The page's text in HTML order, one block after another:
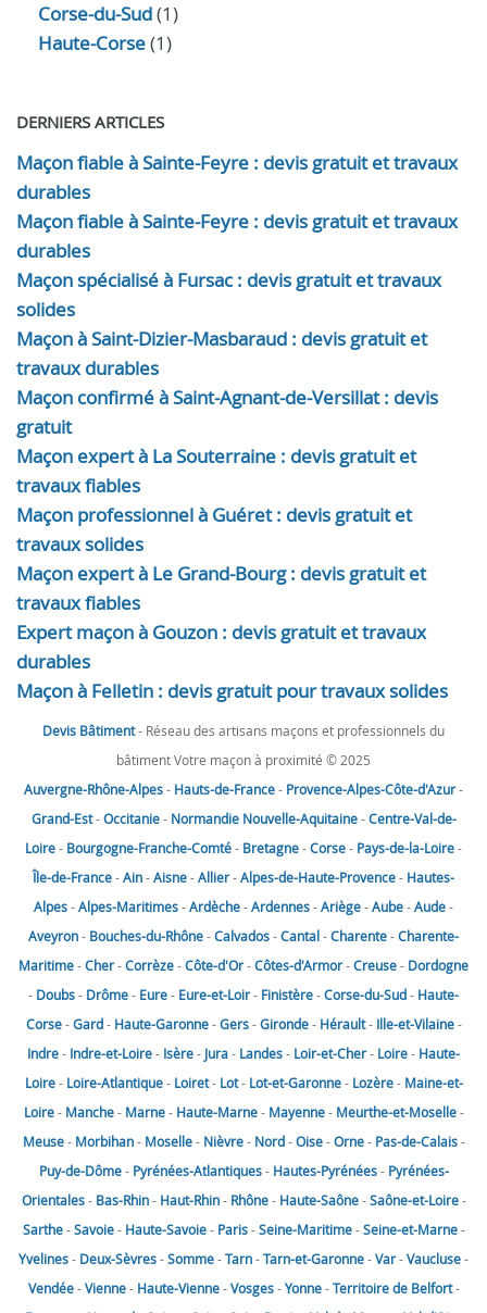
Corse-du-Sud(1)
Haute-Corse(1)
DERNIERS ARTICLES
Maçon fiable à Sainte-Feyre : devis gratuit et travaux
durables
Maçon fiable à Sainte-Feyre : devis gratuit et travaux
durables
Maçon spécialisé à Fursac : devis gratuit et travaux
solides
Maçon à Saint-Dizier-Masbaraud : devis gratuit et
travaux durables
Maçon confirmé à Saint-Agnant-de-Versillat : devis
gratuit
Maçon expert à La Souterraine : devis gratuit et
travaux fiables
Maçon professionnel à Guéret : devis gratuit et
travaux solides
Maçon expert à Le Grand-Bourg : devis gratuit et
travaux fiables
Expert maçon à Gouzon : devis gratuit et travaux
durables
Maçon à Felletin : devis gratuit pour travaux solides
Devis Bâtiment- Réseau des artisans maçons et professionnels du
bâtiment Votre maçon à proximité © 2025
Auvergne-Rhône-Alpes- Hauts-de-France- Provence-Alpes-Côte-d'Azur-
Grand-Est-Occitanie- Normandie Nouvelle-Aquitaine-Centre-Val-de-
Loire- Bourgogne-Franche-Comté- Bretagne-Corse- Pays-de-la-Loire-
Île-de-France-Ain-Aisne-Allier-Alpes-de-Haute-Provence- Hautes-
Alpes-Alpes-Maritimes-Ardèche-Ardennes-Ariège-Aube-Aude-
Aveyron- Bouches-du-Rhône-Calvados-Cantal-Charente-Charente-
Maritime-Cher-Corrèze-Côte-d'Or-Côtes-d'Armor-Creuse- Dordogne
- Doubs- Drôme- Eure- Eure-et-Loir- Finistère-Corse-du-Sud- Haute-
Corse-Gard- Haute-Garonne-Gers-Gironde- Hérault- Ille-et-Vilaine-
Indre- Indre-et-Loire- Isère- Jura- Landes- Loir-et-Cher- Loire- Haute-
Loire- Loire-Atlantique- Loiret- Lot- Lot-et-Garonne- Lozère- Maine-et-
Loire- Manche- Marne- Haute-Marne- Mayenne- Meurthe-et-Moselle-
Meuse- Morbihan- Moselle- Nièvre- Nord-Oise-Orne- Pas-de-Calais-
Puy-de-Dôme- Pyrénées-Atlantiques- Hautes-Pyrénées- Pyrénées-
Orientales- Bas-Rhin- Haut-Rhin- Rhône- Haute-Saône-Saône-et-Loire-
Sarthe-Savoie- Haute-Savoie- Paris-Seine-Maritime-Seine-et-Marne-
Yvelines- Deux-Sèvres-Somme-Tarn-Tarn-et-Garonne-Var-Vaucluse-
Vendée-Vienne- Haute-Vienne-Vosges-Yonne-Territoire de Belfort-